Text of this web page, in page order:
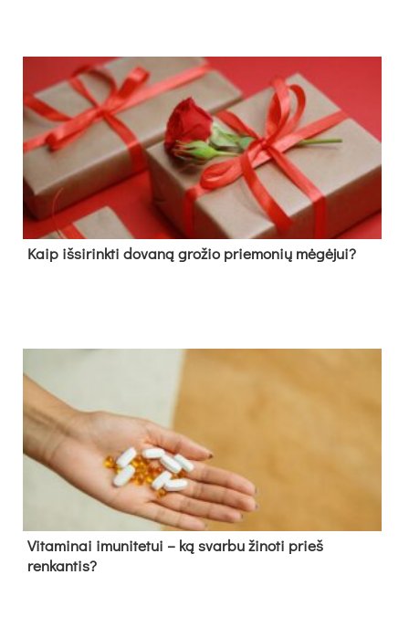
Kaip išsirinkti dovaną grožio priemonių mėgėjui?
Vitaminai imunitetui – ką svarbu žinoti prieš
renkantis?